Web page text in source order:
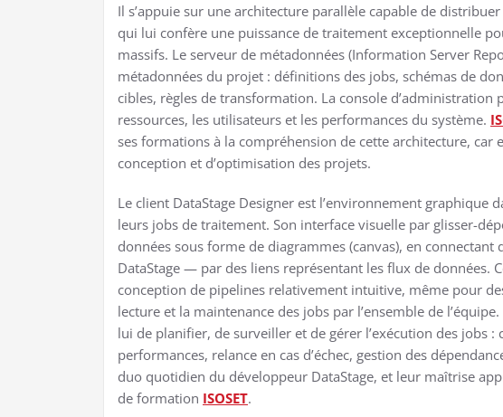
Il s’appuie sur une architecture parallèle capable de
qui lui confère une puissance de traitement exceptionnelle
massifs. Le serveur de métadonnées (Information Server
métadonnées du projet : définitions des jobs, schémas de
cibles, règles de transformation. La console d’administration
ressources, les utilisateurs et les performances du système.
ses formations à la compréhension de cette architecture,
conception et d’optimisation des projets.
Le client DataStage Designer est l’environnement graphique
leurs jobs de traitement. Son interface visuelle par glisser-
données sous forme de diagrammes (canvas), en
DataStage — par des liens représentant les flux de données.
conception de pipelines relativement intuitive, même pour
lecture et la maintenance des jobs par l’ensemble de
lui de planifier, de surveiller et de gérer l’exécution des jobs
performances, relance en cas d’échec, gestion des
duo quotidien du développeur DataStage, et leur maîtrise
de formation ISOSET.